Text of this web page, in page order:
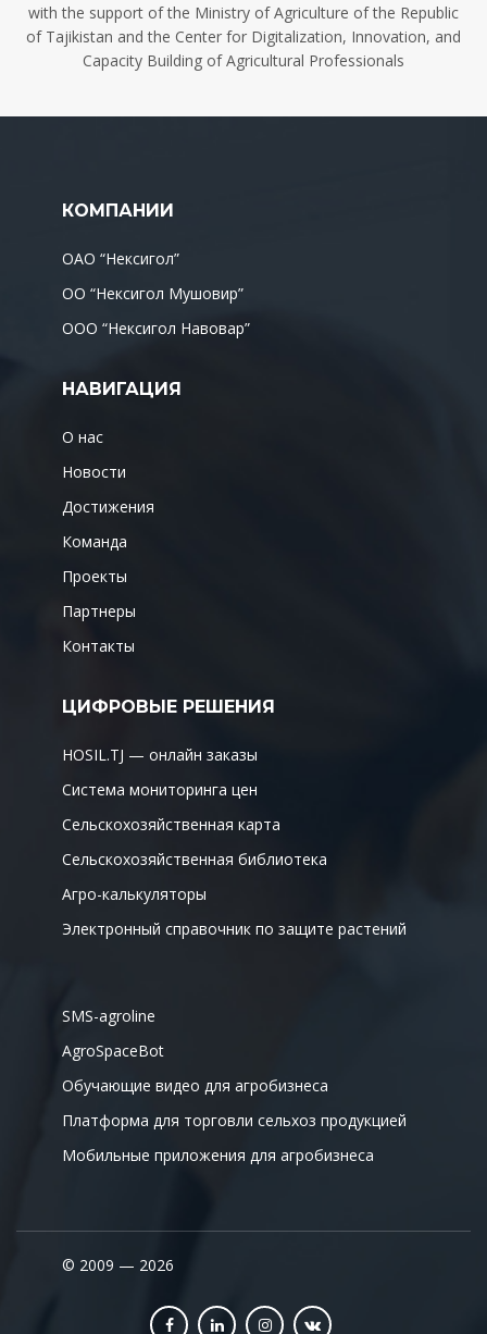
with the support of the Ministry of Agriculture of the Republic
of Tajikistan and the Center for Digitalization, Innovation, and
Capacity Building of Agricultural Professionals
КОМПАНИИ
ОАО “Нексигол”
ОО “Нексигол Мушовир”
ООО “Нексигол Навовар”
НАВИГАЦИЯ
О нас
Новости
Достижения
Команда
Проекты
Партнеры
Контакты
ЦИФРОВЫЕ РЕШЕНИЯ
HOSIL.TJ — онлайн заказы
Система мониторинга цен
Сельскохозяйственная карта
Сельскохозяйственная библиотека
Агро-калькуляторы
Электронный справочник по защите растений
SMS-agroline
AgroSpaceBot
Обучающие видео для агробизнеса
Платформа для торговли сельхоз продукцией
Мобильные приложения для агробизнеса
© 2009 — 2026